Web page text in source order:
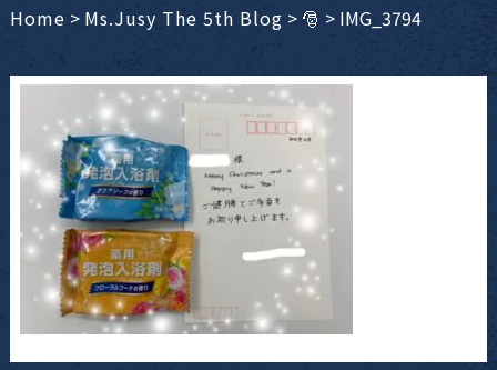
Home > Ms.Jusy The 5th Blog > 🎅 > IMG_3794